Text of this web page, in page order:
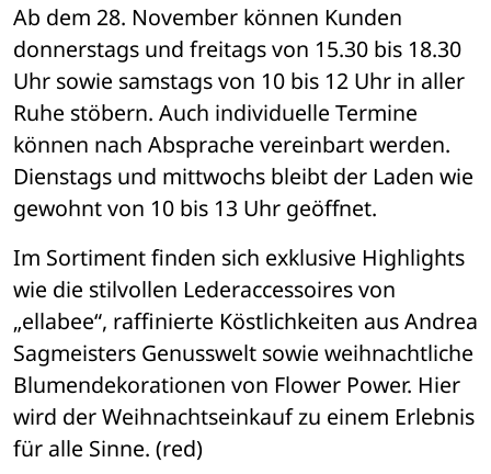
Ab dem 28. November können Kunden
donnerstags und freitags von 15.30 bis 18.30
Uhr sowie samstags von 10 bis 12 Uhr in aller
Ruhe stöbern. Auch individuelle Termine
können nach Absprache vereinbart werden.
Dienstags und mittwochs bleibt der Laden wie
gewohnt von 10 bis 13 Uhr geöffnet.
Im Sortiment finden sich exklusive Highlights
wie die stilvollen Lederaccessoires von
„ellabee“, raffinierte Köstlichkeiten aus Andrea
Sagmeisters Genusswelt sowie weihnachtliche
Blumendekorationen von Flower Power. Hier
wird der Weihnachtseinkauf zu einem Erlebnis
für alle Sinne. (red)